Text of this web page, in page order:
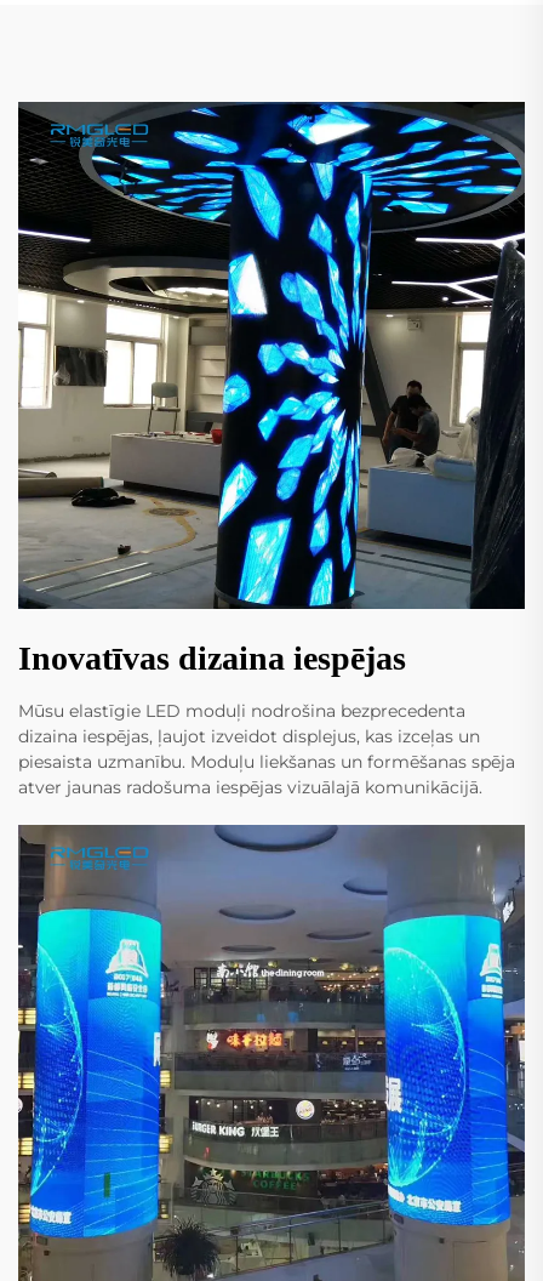
Inovatīvas dizaina iespējas
Mūsu elastīgie LED moduļi nodrošina bezprecedenta
dizaina iespējas, ļaujot izveidot displejus, kas izceļas un
piesaista uzmanību. Moduļu liekšanas un formēšanas spēja
atver jaunas radošuma iespējas vizuālajā komunikācijā.